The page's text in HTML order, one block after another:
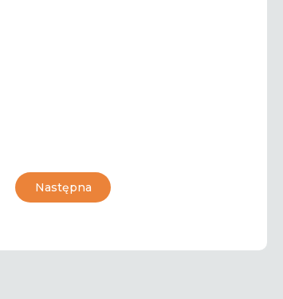
Następna